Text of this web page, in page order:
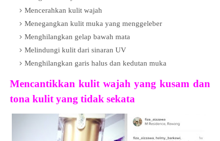
Mencerahkan kulit wajah
Menegangkan kulit muka yang menggeleber
Menghilangkan gelap bawah mata
Melindungi kulit dari sinaran UV
Menghilangkan garis halus dan kedutan muka
Mencantikkan kulit wajah yang kusam dan
tona kulit yang tidak sekata